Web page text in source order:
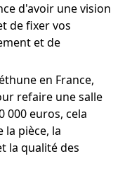
d'avoir une vision
de fixer vos
et de
en France,
refaire une salle
000 euros, cela
la pièce, la
la qualité des